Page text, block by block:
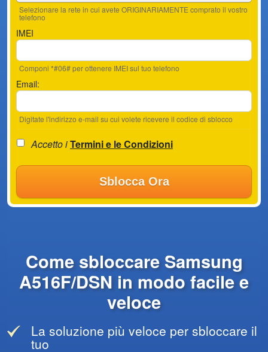
Selezionare la rete in cui avete ORIGINARIAMENTE comprato il vostro
telefono
IMEI
Componi *#06# per ottenere IMEI sul tuo telefono
Email:
Digitate l'indirizzo e-mail su cui volete ricevere il codice di sblocco
Accetto iTermini e le Condizioni
Sblocca Ora
Come sbloccare Samsung
A516F/DSN in modo facile e
veloce
La soluzione più veloce per sbloccare il
tuo